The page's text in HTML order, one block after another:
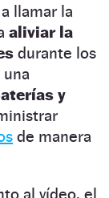
llamar la
aliviar la
durante los
y
de manera
al vídeo, el